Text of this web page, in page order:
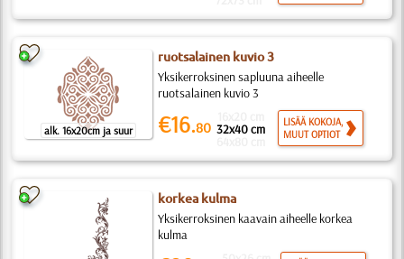
alk. 16x20cm ja suur
ruotsalainen kuvio 3
Yksikerroksinen sapluuna aiheelle
ruotsalainen kuvio 3
€16.80 32x40 cm
LISÄÄ KOKOJA,
MUUT OPTIOT
korkea kulma
Yksikerroksinen kaavain aiheelle korkea
kulma